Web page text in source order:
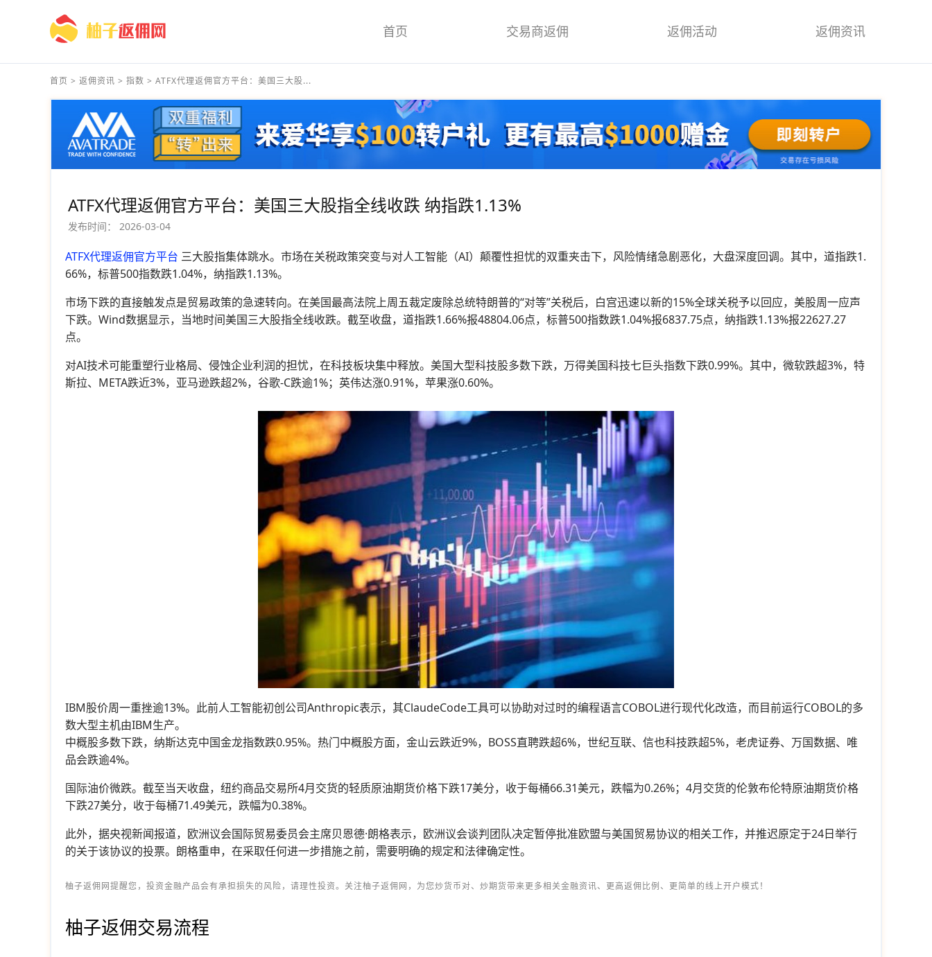
首页 交易商返佣 返佣活动 返佣资讯
首页 > 返佣资讯 > 指数 > ATFX代理返佣官方平台：美国三大股...
ATFX代理返佣官方平台：美国三大股指全线收跌 纳指跌1.13%
发布时间： 2026-03-04
ATFX代理返佣官方平台 三大股指集体跳水。市场在关税政策突变与对人工智能（AI）颠覆性担忧的双重夹击下，风险情绪急剧恶化，大盘深度回调。其中，道指跌1.
66%，标普500指数跌1.04%，纳指跌1.13%。
市场下跌的直接触发点是贸易政策的急速转向。在美国最高法院上周五裁定废除总统特朗普的“对等”关税后，白宫迅速以新的15%全球关税予以回应，美股周一应声
下跌。Wind数据显示，当地时间美国三大股指全线收跌。截至收盘，道指跌1.66%报48804.06点，标普500指数跌1.04%报6837.75点，纳指跌1.13%报22627.27
点。
对AI技术可能重塑行业格局、侵蚀企业利润的担忧，在科技板块集中释放。美国大型科技股多数下跌，万得美国科技七巨头指数下跌0.99%。其中，微软跌超3%，特
斯拉、META跌近3%，亚马逊跌超2%，谷歌-C跌逾1%；英伟达涨0.91%，苹果涨0.60%。
IBM股价周一重挫逾13%。此前人工智能初创公司Anthropic表示，其ClaudeCode工具可以协助对过时的编程语言COBOL进行现代化改造，而目前运行COBOL的多
数大型主机由IBM生产。
中概股多数下跌，纳斯达克中国金龙指数跌0.95%。热门中概股方面，金山云跌近9%，BOSS直聘跌超6%，世纪互联、信也科技跌超5%，老虎证券、万国数据、唯
品会跌逾4%。
国际油价微跌。截至当天收盘，纽约商品交易所4月交货的轻质原油期货价格下跌17美分，收于每桶66.31美元，跌幅为0.26%；4月交货的伦敦布伦特原油期货价格
下跌27美分，收于每桶71.49美元，跌幅为0.38%。
此外，据央视新闻报道，欧洲议会国际贸易委员会主席贝恩德·朗格表示，欧洲议会谈判团队决定暂停批准欧盟与美国贸易协议的相关工作，并推迟原定于24日举行
的关于该协议的投票。朗格重申，在采取任何进一步措施之前，需要明确的规定和法律确定性。
柚子返佣网提醒您，投资金融产品会有承担损失的风险，请理性投资。关注柚子返佣网，为您炒货币对、炒期货带来更多相关金融资讯、更高返佣比例、更简单的线上开户模式！
柚子返佣交易流程